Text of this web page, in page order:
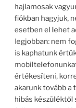
hajlamosak
fiókban hagyjuk,
esetben el lehet
legjobban: nem
is kaphatunk
értékesíteni,
akarunk tovább a
hibás